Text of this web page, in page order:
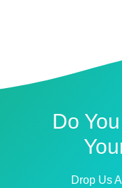
Do
Drop Us